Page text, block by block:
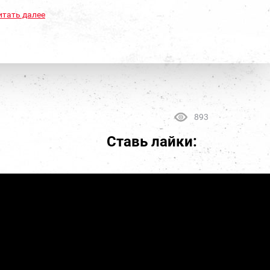
далее
893
Ставь лайки: